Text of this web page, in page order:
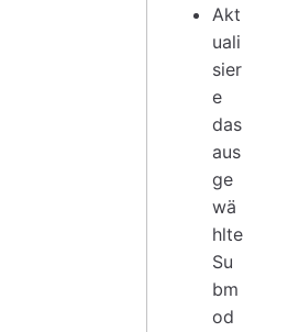
Akt
uali
sier
e
das
aus
ge
wä
hlte
Su
bm
od